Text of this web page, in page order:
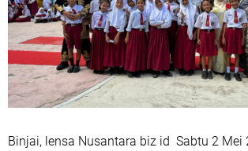
Binjai, lensa Nusantara biz id Sabtu 2 Mei